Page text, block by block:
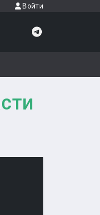
Войти